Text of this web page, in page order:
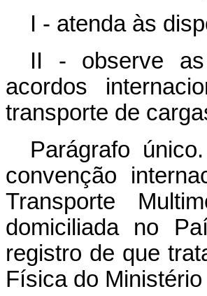
I - atenda às
II - observe as
acordos
transporte de
Parágrafo
convenção
Transporte
domiciliada no
registro de que
Física do